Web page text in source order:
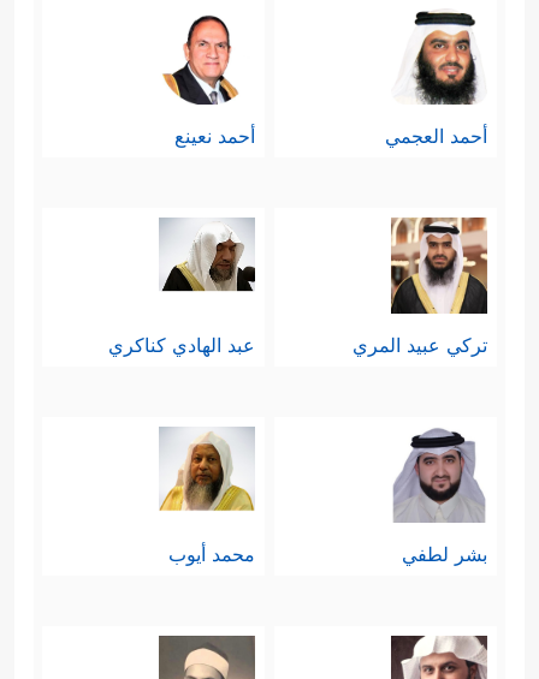
أحمد العجمي أحمد نعينع
تركي عبيد المري عبد الهادي كناكري
بشر لطفي محمد أيوب